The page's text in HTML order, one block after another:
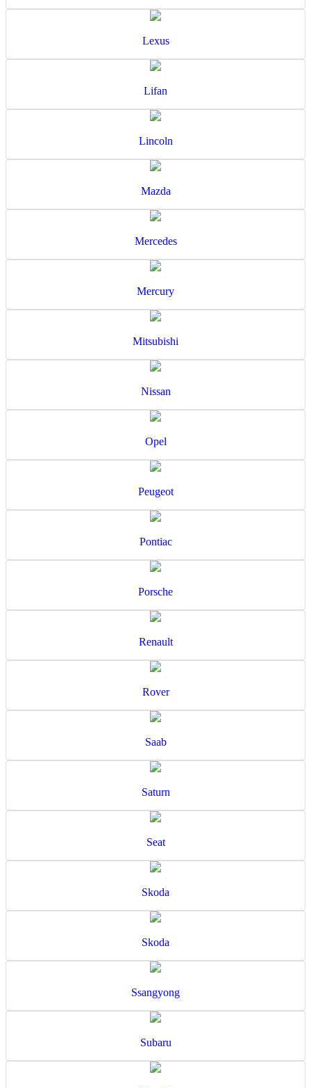
Lexus
Lifan
Lincoln
Mazda
Mercedes
Mercury
Mitsubishi
Nissan
Opel
Peugeot
Pontiac
Porsche
Renault
Rover
Saab
Saturn
Seat
Skoda
Skoda
Ssangyong
Subaru